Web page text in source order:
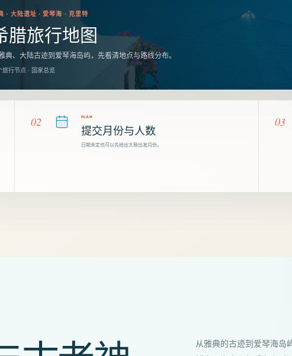
· 大陆遗址 · 爱琴海 · 克里特
腊旅行地图
典、大陆古迹到爱琴海岛屿，先看清地点与路线分布。
旅行节点 · 国家总览
02 PLAN
提交月份与人数
日期未定也可以先给出大致出发月份。
03
从雅典的古迹到爱琴海岛